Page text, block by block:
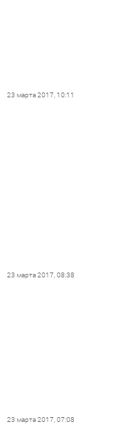
23 марта 2017, 10:11
23 марта 2017, 08:38
23 марта 2017, 07:08